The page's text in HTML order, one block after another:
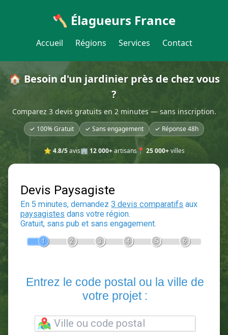
🪓 Élagueurs France
Accueil Régions Services Contact
🏠 Besoin d'un jardinier près de chez vous
?
Comparez 3 devis gratuits en 2 minutes — sans inscription.
✓ 100% Gratuit ✓ Sans engagement ✓ Réponse 48h
⭐ 4.8/5avis🏢 12 000+artisans📍 25 000+villes
Devis Paysagiste
En 5 minutes, demandez3 devis comparatifs
2 3